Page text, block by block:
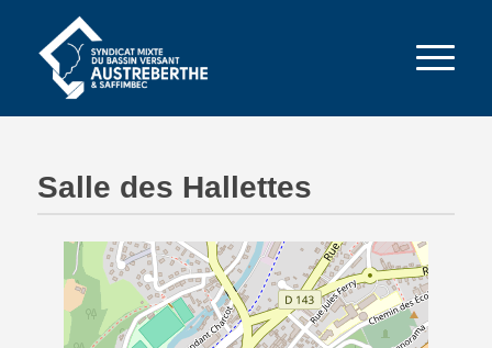
Salle des Hallettes